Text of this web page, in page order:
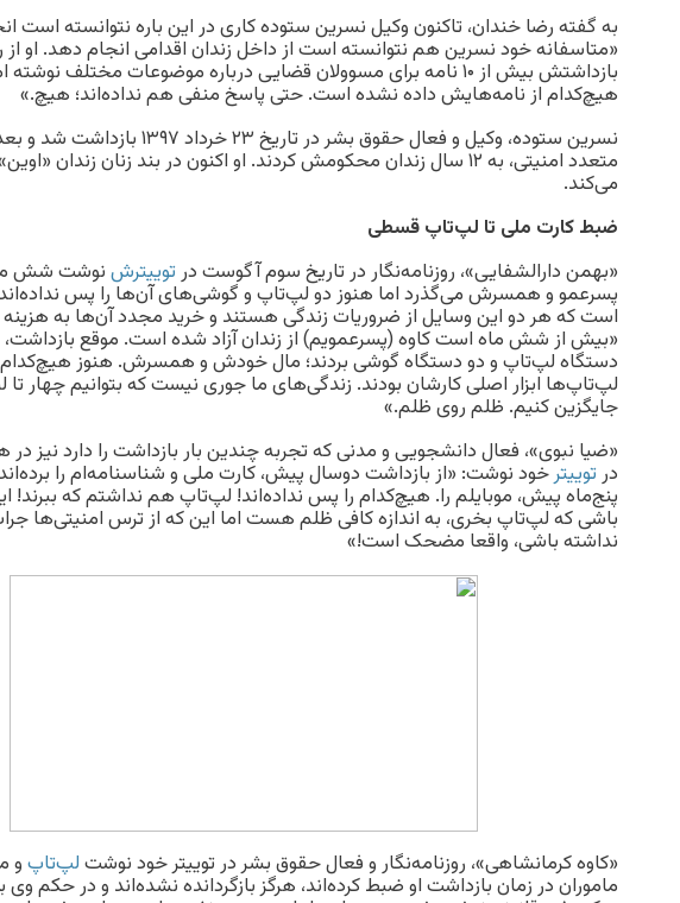
به گفته رضا خندان، تاکنون وکیل نسرین ستوده کاری در این باره نتوانسته است
«متاسفانه خود نسرین هم نتوانسته است از داخل زندان اقدامی انجام دهد. او از
بازداشتش بیش از ۱۰ نامه برای مسوولان قضایی درباره موضوعات مختلف
هیچ‌کدام از نامه‌هایش داده نشده است. حتی پاسخ منفی هم نداده‌اند؛ هیچ.»
نسرین ستوده، وکیل و فعال حقوق بشر در تاریخ ۲۳
متعدد امنیتی، به ۱۲ سال زندان محکومش کردند. او اکنون در بند زنان
می‌کند.
ضبط کارت ملی تا لپ‌تاپ قسطی
«بهمن دارالشفایی»، روزنامه‌نگار در تاریخ سوم آگوست درتوییترشنوشت شش
پسرعمو و همسرش می‌گذرد اما هنوز دو لپ‌تاپ و گوشی‌های آن‌ها را پس
است که هر دو این وسایل از ضروریات زندگی هستند و خرید مجدد آن‌ها به هزینه
«بیش از شش ماه است کاوه (پسرعمویم) از زندان آزاد شده است. موقع بازداشت،
دستگاه لپ‌تاپ و دو دستگاه گوشی بردند؛ مال خودش و همسرش. هنوز هیچ‌کدام
لپ‌تاپ‌ها ابزار اصلی کارشان بودند. زندگی‌های ما جوری نیست که بتوانیم چهار
جایگزین کنیم. ظلم روی ظلم.»
«ضیا نبوی»، فعال دانشجویی و مدنی که تجربه چندین بار بازداشت را دارد نیز در
درتوییترخود نوشت: «از بازداشت دوسال پیش، کارت ملی و شناسنامه‌ام را
پنج‌ماه پیش، موبایلم را. هیچ‌کدام را پس نداده‌اند! لپ‌تاپ هم نداشتم که ببرند!
باشی که لپ‌تاپ بخری، به اندازه کافی ظلم هست اما این که از ترس امنیتی‌ها
نداشته باشی، واقعا مضحک است!»
«کاوه کرمانشاهی»، روزنامه‌نگار و فعال حقوق بشر در توییتر خود نوشتلپ‌تاپو
ماموران در زمان بازداشت او ضبط کرده‌اند، هرگز بازگردانده نشده‌اند و در حکم وی